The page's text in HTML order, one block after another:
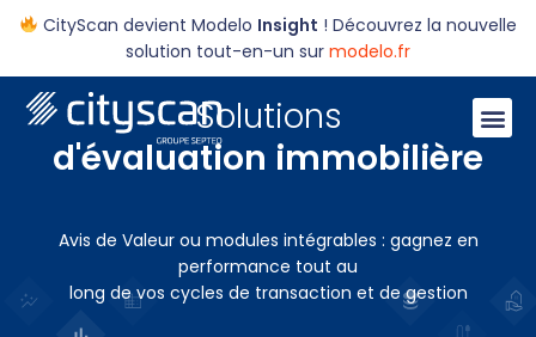
CityScan devient Modelo Insight ! Découvrez la nouvelle
solution tout-en-un sur modelo.fr
Solutions
d'évaluation immobilière
Avis de Valeur ou modules intégrables : gagnez en
performance tout au
long de vos cycles de transaction et de gestion